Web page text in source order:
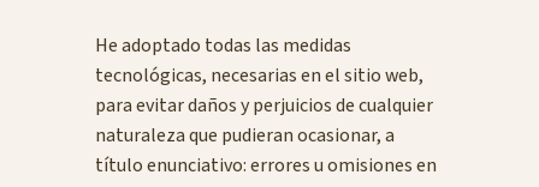
He adoptado todas las medidas
tecnológicas, necesarias en el sitio web,
para evitar daños y perjuicios de cualquier
naturaleza que pudieran ocasionar, a
título enunciativo: errores u omisiones en